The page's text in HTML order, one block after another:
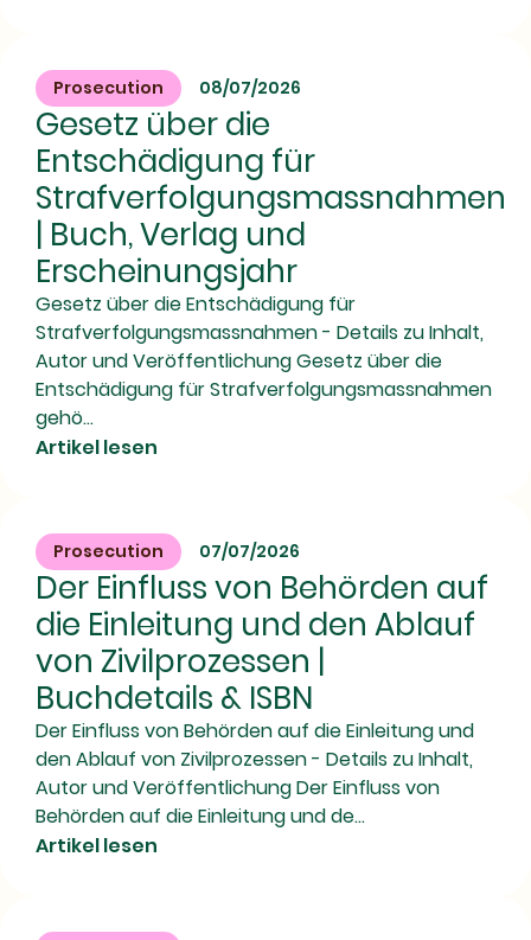
Prosecution 08/07/2026
Gesetz über die
Entschädigung für
Strafverfolgungsmassnahmen
| Buch, Verlag und
Erscheinungsjahr
Gesetz über die Entschädigung für
Strafverfolgungsmassnahmen - Details zu Inhalt,
Autor und Veröffentlichung Gesetz über die
Entschädigung für Strafverfolgungsmassnahmen
gehö...
Artikel lesen
Prosecution 07/07/2026
Der Einfluss von Behörden auf
die Einleitung und den Ablauf
von Zivilprozessen |
Buchdetails & ISBN
Der Einfluss von Behörden auf die Einleitung und
den Ablauf von Zivilprozessen - Details zu Inhalt,
Autor und Veröffentlichung Der Einfluss von
Behörden auf die Einleitung und de...
Artikel lesen